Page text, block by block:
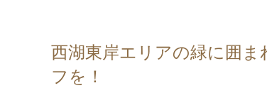
西湖東岸エリアの緑に囲
フを！